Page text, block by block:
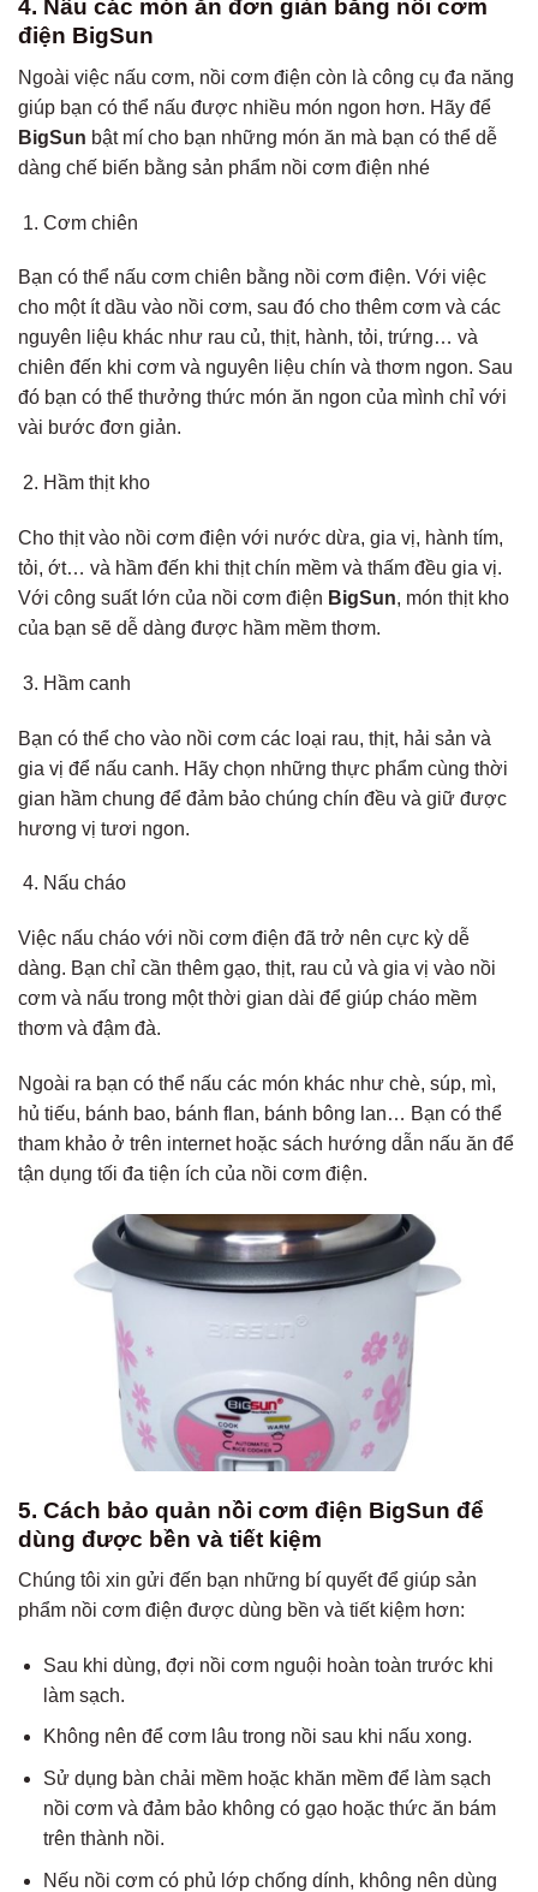
4. Nấu các món ăn đơn giản bằng nồi cơm
điện BigSun
Ngoài việc nấu cơm, nồi cơm điện còn là công cụ đa năng
giúp bạn có thể nấu được nhiều món ngon hơn. Hãy để
BigSun bật mí cho bạn những món ăn mà bạn có thể dễ
dàng chế biến bằng sản phẩm nồi cơm điện nhé
Cơm chiên
Bạn có thể nấu cơm chiên bằng nồi cơm điện. Với việc
cho một ít dầu vào nồi cơm, sau đó cho thêm cơm và các
nguyên liệu khác như rau củ, thịt, hành, tỏi, trứng… và
chiên đến khi cơm và nguyên liệu chín và thơm ngon. Sau
đó bạn có thể thưởng thức món ăn ngon của mình chỉ với
vài bước đơn giản.
Hầm thịt kho
Cho thịt vào nồi cơm điện với nước dừa, gia vị, hành tím,
tỏi, ớt… và hầm đến khi thịt chín mềm và thấm đều gia vị.
Với công suất lớn của nồi cơm điện BigSun, món thịt kho
của bạn sẽ dễ dàng được hầm mềm thơm.
Hầm canh
Bạn có thể cho vào nồi cơm các loại rau, thịt, hải sản và
gia vị để nấu canh. Hãy chọn những thực phẩm cùng thời
gian hầm chung để đảm bảo chúng chín đều và giữ được
hương vị tươi ngon.
Nấu cháo
Việc nấu cháo với nồi cơm điện đã trở nên cực kỳ dễ
dàng. Bạn chỉ cần thêm gạo, thịt, rau củ và gia vị vào nồi
cơm và nấu trong một thời gian dài để giúp cháo mềm
thơm và đậm đà.
Ngoài ra bạn có thể nấu các món khác như chè, súp, mì,
hủ tiếu, bánh bao, bánh flan, bánh bông lan… Bạn có thể
tham khảo ở trên internet hoặc sách hướng dẫn nấu ăn để
tận dụng tối đa tiện ích của nồi cơm điện.
5. Cách bảo quản nồi cơm điện BigSun để
dùng được bền và tiết kiệm
Chúng tôi xin gửi đến bạn những bí quyết để giúp sản
phẩm nồi cơm điện được dùng bền và tiết kiệm hơn:
Sau khi dùng, đợi nồi cơm nguội hoàn toàn trước khi
làm sạch.
Không nên để cơm lâu trong nồi sau khi nấu xong.
Sử dụng bàn chải mềm hoặc khăn mềm để làm sạch
nồi cơm và đảm bảo không có gạo hoặc thức ăn bám
trên thành nồi.
Nếu nồi cơm có phủ lớp chống dính, không nên dùng